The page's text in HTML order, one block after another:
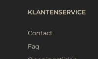
KLANTENSERVICE
Contact
Faq